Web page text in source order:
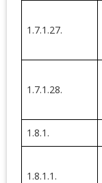
1.7.1.27.
1.7.1.28.
1.8.1.
1.8.1.1.